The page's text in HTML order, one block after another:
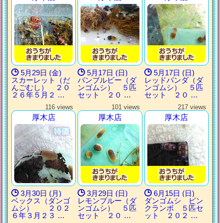
5月29日 (金)
スカーレット（だ
んごむし） ２０
２６年５月２ …
5月17日 (日)
バンブルビー（ダ
ンゴムシ） ５匹
セット ２０ …
5月17日 (日)
レッドパンダ（ダ
ンゴムシ） ５匹
セット ２０ …
116 views
厚木店
3月30日 (月)
ベックス（ダンゴ
ムシ） ２０２
６年３月２３ …
101 views
厚木店
3月29日 (日)
レモンブルー（ダ
ンゴムシ） ５匹
セット ２０ …
217 views
厚木店
6月15日 (日)
ダンゴムシ ピン
クランボ ５匹セ
ット ２０２ …